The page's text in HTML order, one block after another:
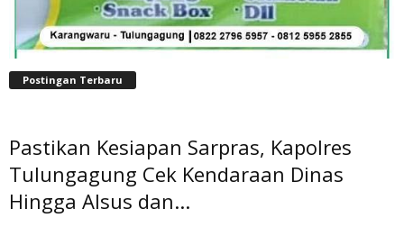
Postingan Terbaru
Pastikan Kesiapan Sarpras, Kapolres
Tulungagung Cek Kendaraan Dinas
Hingga Alsus dan...